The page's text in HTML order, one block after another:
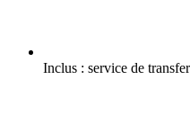
Inclus : service de